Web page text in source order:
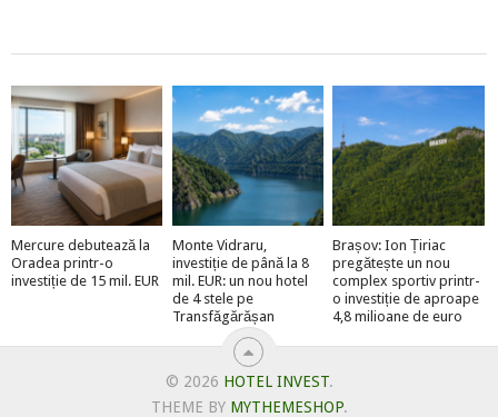
Mercure debutează la
Oradea printr-o
investiție de 15 mil. EUR
Monte Vidraru,
investiție de până la 8
mil. EUR: un nou hotel
de 4 stele pe
Transfăgărășan
Brașov: Ion Țiriac
pregătește un nou
complex sportiv printr-
o investiție de aproape
4,8 milioane de euro
© 2026 HOTEL INVEST.
THEME BY MYTHEMESHOP.